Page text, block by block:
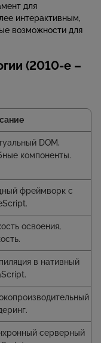
для
интерактивным,
возможности для
(2010-е –
DOM,
компоненты.
фреймворк с
освоения,
в нативный
серверный